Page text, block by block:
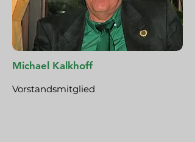
Michael Kalkhoff
Vorstandsmitglied